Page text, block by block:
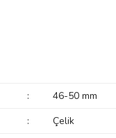
:
46-50 mm
:
Çelik